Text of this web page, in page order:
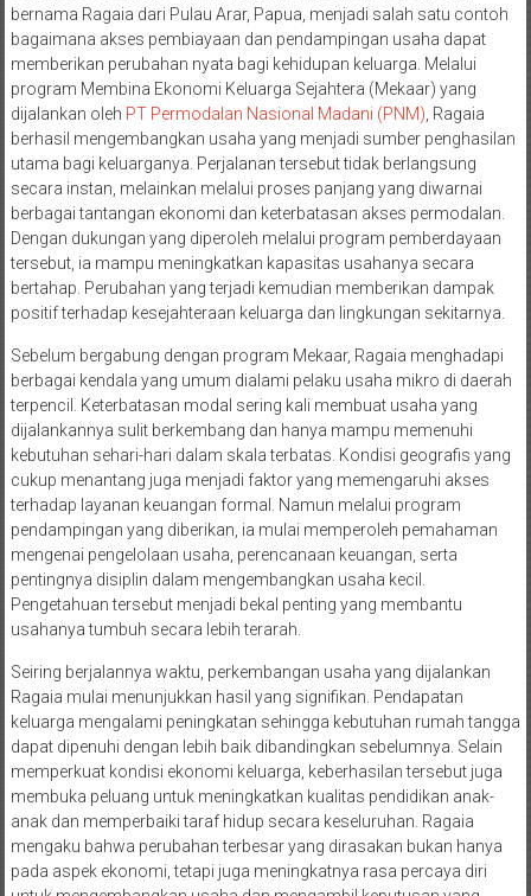
bernama Ragaia dari Pulau Arar, Papua, menjadi salah satu contoh
bagaimana akses pembiayaan dan pendampingan usaha dapat
memberikan perubahan nyata bagi kehidupan keluarga. Melalui
program Membina Ekonomi Keluarga Sejahtera (Mekaar) yang
dijalankan oleh PT Permodalan Nasional Madani (PNM) , Ragaia
berhasil mengembangkan usaha yang menjadi sumber penghasilan
utama bagi keluarganya. Perjalanan tersebut tidak berlangsung
secara instan, melainkan melalui proses panjang yang diwarnai
berbagai tantangan ekonomi dan keterbatasan akses permodalan.
Dengan dukungan yang diperoleh melalui program pemberdayaan
tersebut, ia mampu meningkatkan kapasitas usahanya secara
bertahap. Perubahan yang terjadi kemudian memberikan dampak
positif terhadap kesejahteraan keluarga dan lingkungan sekitarnya.
Sebelum bergabung dengan program Mekaar, Ragaia menghadapi
berbagai kendala yang umum dialami pelaku usaha mikro di daerah
terpencil. Keterbatasan modal sering kali membuat usaha yang
dijalankannya sulit berkembang dan hanya mampu memenuhi
kebutuhan sehari-hari dalam skala terbatas. Kondisi geografis yang
cukup menantang juga menjadi faktor yang memengaruhi akses
terhadap layanan keuangan formal. Namun melalui program
pendampingan yang diberikan, ia mulai memperoleh pemahaman
mengenai pengelolaan usaha, perencanaan keuangan, serta
pentingnya disiplin dalam mengembangkan usaha kecil.
Pengetahuan tersebut menjadi bekal penting yang membantu
usahanya tumbuh secara lebih terarah.
Seiring berjalannya waktu, perkembangan usaha yang dijalankan
Ragaia mulai menunjukkan hasil yang signifikan. Pendapatan
keluarga mengalami peningkatan sehingga kebutuhan rumah tangga
dapat dipenuhi dengan lebih baik dibandingkan sebelumnya. Selain
memperkuat kondisi ekonomi keluarga, keberhasilan tersebut juga
membuka peluang untuk meningkatkan kualitas pendidikan anak-
anak dan memperbaiki taraf hidup secara keseluruhan. Ragaia
mengaku bahwa perubahan terbesar yang dirasakan bukan hanya
pada aspek ekonomi, tetapi juga meningkatnya rasa percaya diri